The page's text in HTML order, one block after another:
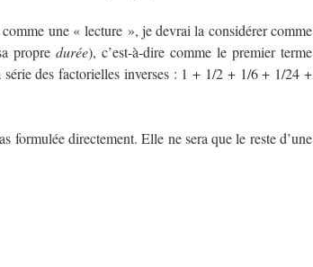
une « lecture », je devrai la considérer comme
propredurée), c’est-à-dire comme le premier terme
série des factorielles inverses : 1 + 1/2 + 1/6 + 1/24 +
formulée directement. Elle ne sera que le reste d’une